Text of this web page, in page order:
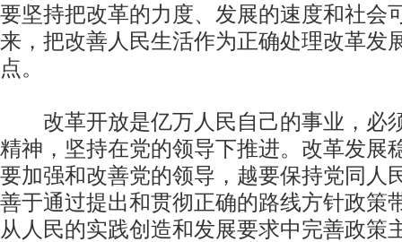
要坚持把改革的力度、发展的速度和社会
来，把改善人民生活作为正确处理改革发
点。
改革开放是亿万人民自己的事业，必
精神，坚持在党的领导下推进。改革发展
要加强和改善党的领导，越要保持党同人
善于通过提出和贯彻正确的路线方针政策
从人民的实践创造和发展要求中完善政策